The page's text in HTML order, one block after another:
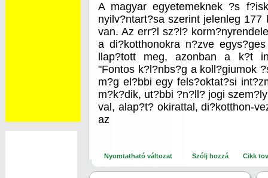
A magyar egyetemeknek ?s
nyilv?ntart?sa szerint jelenleg
van. Az err?l sz?l?
a di?kotthonokra n?zve
llap?tott meg, azonban a k?t
"Fontos k?l?nbs?g a koll?giumok
m?g el?bbi egy fels?oktat?si
m?k?dik, ut?bbi ?n?ll? jogi
val, alap?t? okirattal, di?kotthon-
az
Nyomtatható változat Szólj hozzá Cikk